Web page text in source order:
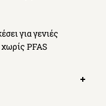
για γενιές
PFAS
Open